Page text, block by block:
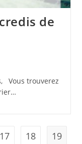
de
Vous trouverez
17 18
19